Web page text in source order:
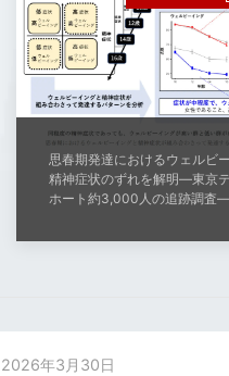
思春期発達におけるウェルビ
精神症状のずれを解明―東京
ホート約3,000人の追跡調査
2026年3月30日